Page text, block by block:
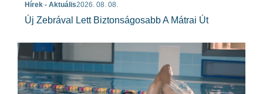
Hírek - Aktuális2026. 08. 08.
Új Zebrával Lett Biztonságosabb A Mátrai Út